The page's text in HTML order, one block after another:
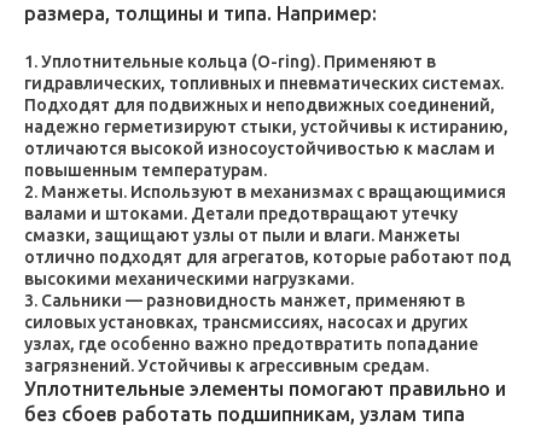
размера, толщины и типа. Например:
Уплотнительные кольца (O-ring). Применяют в
гидравлических, топливных и пневматических системах.
Подходят для подвижных и неподвижных соединений,
надежно герметизируют стыки, устойчивы к истиранию,
отличаются высокой износоустойчивостью к маслам и
повышенным температурам.
Манжеты. Используют в механизмах с вращающимися
валами и штоками. Детали предотвращают утечку
смазки, защищают узлы от пыли и влаги. Манжеты
отлично подходят для агрегатов, которые работают под
высокими механическими нагрузками.
Сальники — разновидность манжет, применяют в
силовых установках, трансмиссиях, насосах и других
узлах, где особенно важно предотвратить попадание
загрязнений. Устойчивы к агрессивным средам.
Уплотнительные элементы помогают правильно и
без сбоев работать подшипникам, узлам типа